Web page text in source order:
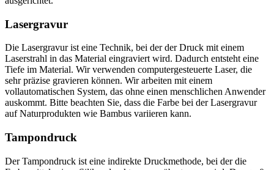
Lasergravur
Die Lasergravur ist eine Technik, bei der der Druck mit einem
Laserstrahl in das Material eingraviert wird. Dadurch entsteht eine
Tiefe im Material. Wir verwenden computergesteuerte Laser, die
sehr präzise gravieren können. Wir arbeiten mit einem
vollautomatischen System, das ohne einen menschlichen Anwender
auskommt. Bitte beachten Sie, dass die Farbe bei der Lasergravur
auf Naturprodukten wie Bambus variieren kann.
Tampondruck
Der Tampondruck ist eine indirekte Druckmethode, bei der die